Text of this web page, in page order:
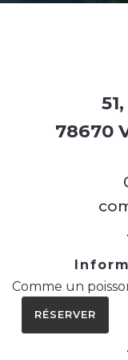
78670
Comme un
RÉSERVER